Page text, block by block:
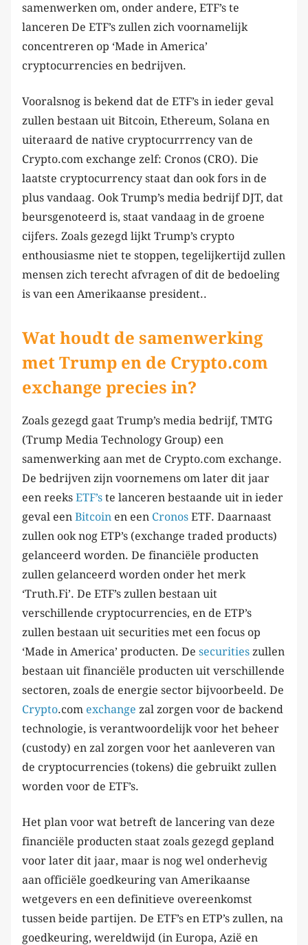
samenwerken om, onder andere, ETF’s te
lanceren De ETF’s zullen zich voornamelijk
concentreren op ‘Made in America’
cryptocurrencies en bedrijven.
Vooralsnog is bekend dat de ETF’s in ieder geval
zullen bestaan uit Bitcoin, Ethereum, Solana en
uiteraard de native cryptocurrrency van de
Crypto.com exchange zelf: Cronos (CRO). Die
laatste cryptocurrency staat dan ook fors in de
plus vandaag. Ook Trump’s media bedrijf DJT, dat
beursgenoteerd is, staat vandaag in de groene
cijfers. Zoals gezegd lijkt Trump’s crypto
enthousiasme niet te stoppen, tegelijkertijd zullen
mensen zich terecht afvragen of dit de bedoeling
is van een Amerikaanse president..
Wat houdt de samenwerking
met Trump en de Crypto.com
exchange precies in?
Zoals gezegd gaat Trump’s media bedrijf, TMTG
(Trump Media Technology Group) een
samenwerking aan met de Crypto.com exchange.
De bedrijven zijn voornemens om later dit jaar
een reeks ETF’s te lanceren bestaande uit in ieder
geval een Bitcoin en een Cronos ETF. Daarnaast
zullen ook nog ETP’s (exchange traded products)
gelanceerd worden. De financiële producten
zullen gelanceerd worden onder het merk
‘Truth.Fi’. De ETF’s zullen bestaan uit
verschillende cryptocurrencies, en de ETP’s
zullen bestaan uit securities met een focus op
‘Made in America’ producten. De securities zullen
bestaan uit financiële producten uit verschillende
sectoren, zoals de energie sector bijvoorbeeld. De
Crypto.com exchange zal zorgen voor de backend
technologie, is verantwoordelijk voor het beheer
(custody) en zal zorgen voor het aanleveren van
de cryptocurrencies (tokens) die gebruikt zullen
worden voor de ETF’s.
Het plan voor wat betreft de lancering van deze
financiële producten staat zoals gezegd gepland
voor later dit jaar, maar is nog wel onderhevig
aan officiële goedkeuring van Amerikaanse
wetgevers en een definitieve overeenkomst
tussen beide partijen. De ETF’s en ETP’s zullen, na
goedkeuring, wereldwijd (in Europa, Azië en